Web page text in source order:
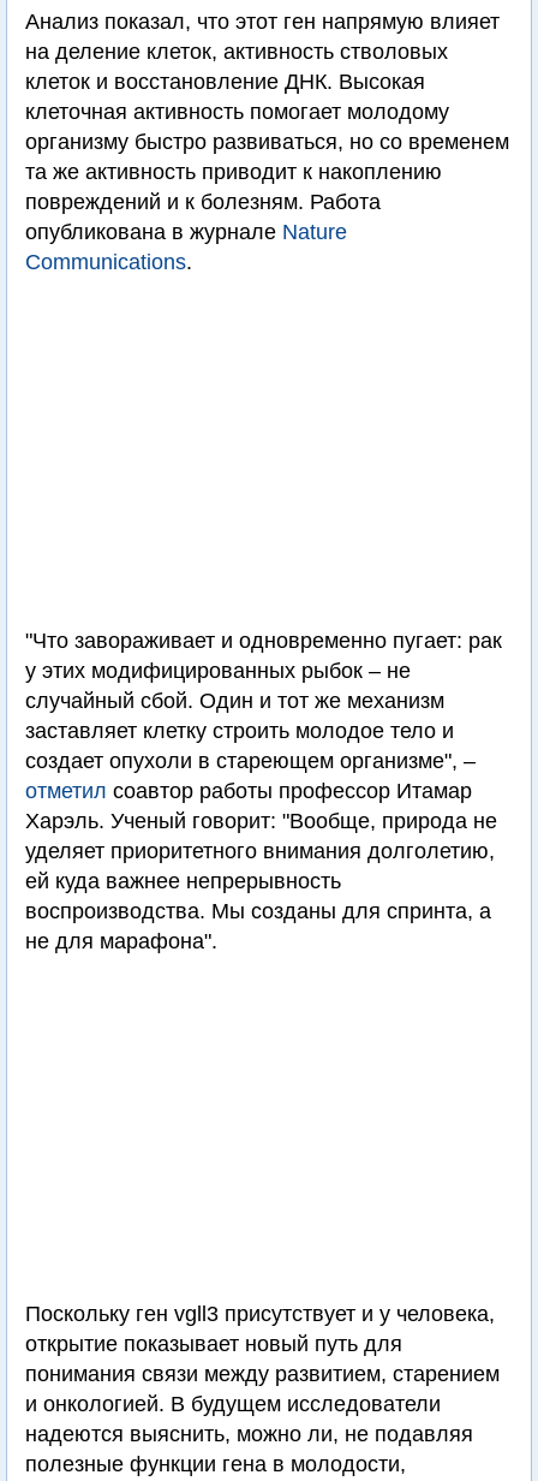
Анализ показал, что этот ген напрямую влияет
на деление клеток, активность стволовых
клеток и восстановление ДНК. Высокая
клеточная активность помогает молодому
организму быстро развиваться, но со временем
та же активность приводит к накоплению
повреждений и к болезням. Работа
опубликована в журнале Nature
Communications.
"Что завораживает и одновременно пугает: рак
у этих модифицированных рыбок – не
случайный сбой. Один и тот же механизм
заставляет клетку строить молодое тело и
создает опухоли в стареющем организме", –
отметил соавтор работы профессор Итамар
Харэль. Ученый говорит: "Вообще, природа не
уделяет приоритетного внимания долголетию,
ей куда важнее непрерывность
воспроизводства. Мы созданы для спринта, а
не для марафона".
Поскольку ген vgll3 присутствует и у человека,
открытие показывает новый путь для
понимания связи между развитием, старением
и онкологией. В будущем исследователи
надеются выяснить, можно ли, не подавляя
полезные функции гена в молодости,